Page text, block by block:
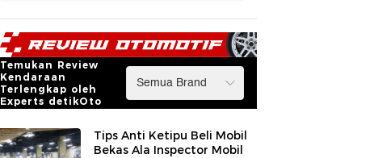
Temukan Review
Kendaraan
Terlengkap oleh
Experts detikOto
Tips Anti Ketipu Beli Mobil
Bekas Ala Inspector Mobil